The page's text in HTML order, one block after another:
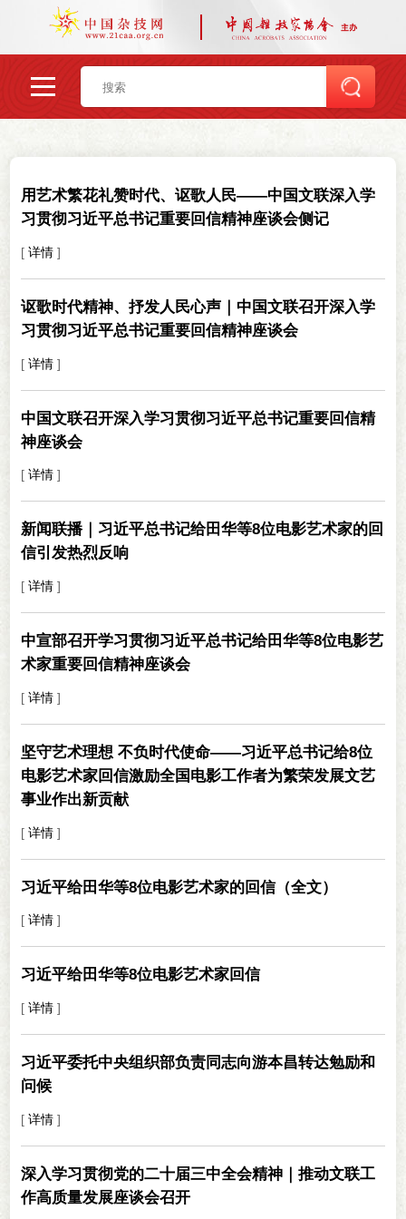
用艺术繁花礼赞时代、讴歌人民——中国文联深入学
习贯彻习近平总书记重要回信精神座谈会侧记
[详情 ]
讴歌时代精神、抒发人民心声｜中国文联召开深入学
习贯彻习近平总书记重要回信精神座谈会
[详情 ]
中国文联召开深入学习贯彻习近平总书记重要回信精
神座谈会
[详情 ]
新闻联播｜习近平总书记给田华等8位电影艺术家的回
信引发热烈反响
[详情 ]
中宣部召开学习贯彻习近平总书记给田华等8位电影艺
术家重要回信精神座谈会
[详情 ]
坚守艺术理想 不负时代使命——习近平总书记给8位
电影艺术家回信激励全国电影工作者为繁荣发展文艺
事业作出新贡献
[详情 ]
习近平给田华等8位电影艺术家的回信（全文）
[详情 ]
习近平给田华等8位电影艺术家回信
[详情 ]
习近平委托中央组织部负责同志向游本昌转达勉励和
问候
[详情 ]
深入学习贯彻党的二十届三中全会精神｜推动文联工
作高质量发展座谈会召开